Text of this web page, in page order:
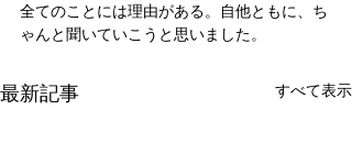
全てのことには理由がある。自他ともに、ち
ゃんと聞いていこうと思いました。
最新記事 すべて表示